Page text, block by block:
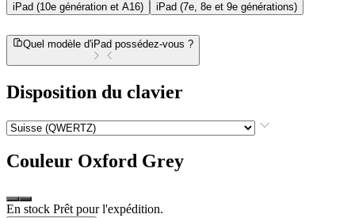
iPad (10e génération et A16) iPad (7e, 8e et 9e générations)
Quel modèle d'iPad possédez-vous ?
Disposition du clavier
Couleur Oxford Grey
En stock Prêt pour l'expédition.